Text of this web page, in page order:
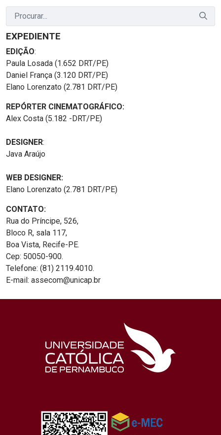
EXPEDIENTE
EDIÇÃO:
Paula Losada (1.652 DRT/PE)
Daniel França (3.120 DRT/PE)
Elano Lorenzato (2.781 DRT/PE)
REPÓRTER CINEMATOGRÁFICO:
Alex Costa (5.182 -DRT/PE)
DESIGNER:
Java Araújo
WEB DESIGNER:
Elano Lorenzato (2.781 DRT/PE)
CONTATO:
Rua do Príncipe, 526,
Bloco R, sala 117,
Boa Vista, Recife-PE.
Cep: 50050-900.
Telefone: (81) 2119.4010.
E-mail: assecom@unicap.br